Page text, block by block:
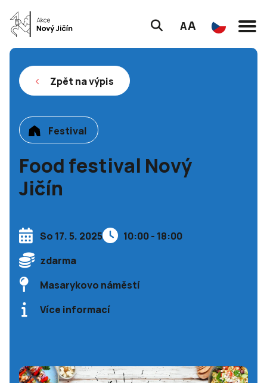
AA
Zpět na výpis
Festival
Food festival Nový
Jičín
So 17. 5. 2025
10:00 - 18:00
zdarma
Masarykovo náměstí
Více informací